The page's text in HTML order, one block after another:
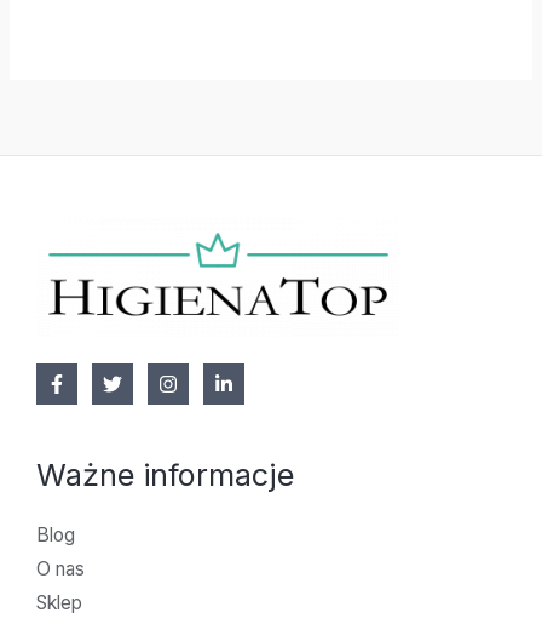
Ważne informacje
Blog
O nas
Sklep